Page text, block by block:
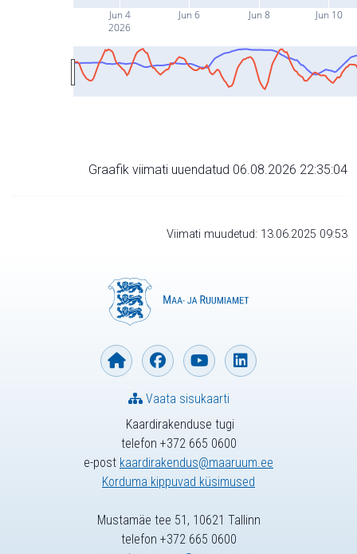
Jun 4
2026
Jun 6 Jun 8 Jun 10
Graafik viimati uuendatud 06.08.2026 22:35:04
Viimati muudetud: 13.06.2025 09:53
Kaardirakenduse tugi
telefon +372 665 0600
e-post kaardirakendus@maaruum.ee
Korduma kippuvad küsimused
Vaata sisukaarti
Mustamäe tee 51, 10621 Tallinn
telefon +372 665 0600